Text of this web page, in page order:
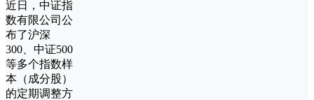
近日，中证指
数有限公司公
布了沪深
300、中证500
等多个指数样
本（成分股）
的定期调整方